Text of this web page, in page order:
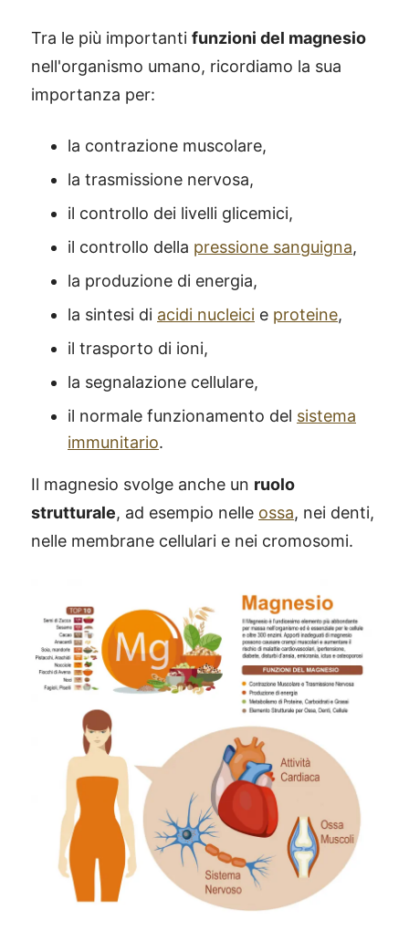
Tra le più importanti funzioni del magnesio
nell'organismo umano, ricordiamo la sua
importanza per:
la contrazione muscolare,
la trasmissione nervosa,
il controllo dei livelli glicemici,
il controllo della pressione sanguigna,
la produzione di energia,
la sintesi di acidi nucleici e proteine,
il trasporto di ioni,
la segnalazione cellulare,
il normale funzionamento del sistema
immunitario.
Il magnesio svolge anche un ruolo
strutturale, ad esempio nelle ossa, nei denti,
nelle membrane cellulari e nei cromosomi.